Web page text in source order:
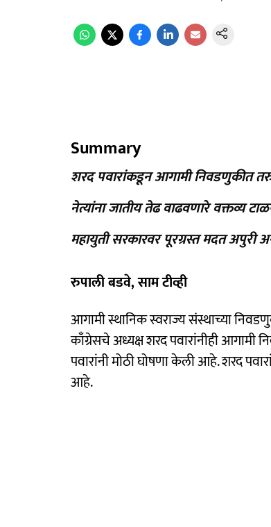
Summary
शरद पवारांकडून आगामी निवडणुकीत
नेत्यांना जातीय तेढ वाढवणारे वक्तव्य
महायुती सरकारवर पूरग्रस्त मदत अपुरी
रुपाली बडवे, साम टीव्ही
आगामी स्थानिक स्वराज्य संस्थाच्या
काँग्रेसचे अध्यक्ष शरद पवारांनीही
पवारांनी मोठी घोषणा केली आहे. शरद
आहे.